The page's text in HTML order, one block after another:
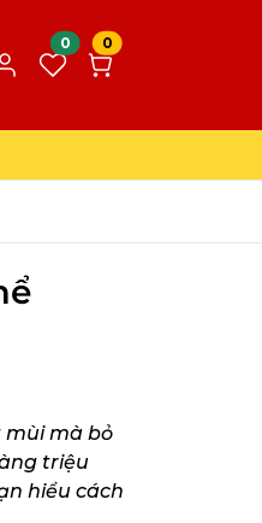
0 0
mùi mà bỏ
triệu
hiểu cách